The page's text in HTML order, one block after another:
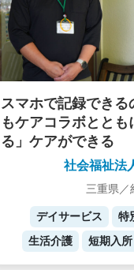
スマホで記録でき
もケアコラボとと
る」ケアができる
社会福祉法
三重県／
デイサービス
特
生活介護
短期入所